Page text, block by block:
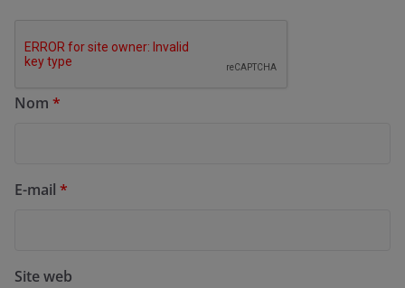
Nom *
E-mail *
Site web